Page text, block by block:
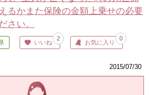
るかまた保険の金額上乗せの必要
さい。
いいね
2
お気に入り
0
2015/07/30